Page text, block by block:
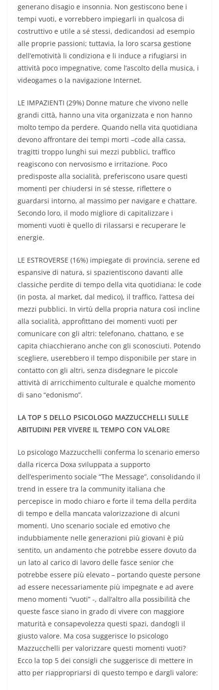
generano disagio e insonnia. Non gestiscono bene i
tempi vuoti, e vorrebbero impiegarli in qualcosa di
costruttivo e utile a sé stessi, dedicandosi ad esempio
alle proprie passioni; tuttavia, la loro scarsa gestione
dell’emotività li condiziona e li induce a rifugiarsi in
attività poco impegnative, come l’ascolto della musica, i
videogames o la navigazione Internet.
LE IMPAZIENTI (29%) Donne mature che vivono nelle
grandi città, hanno una vita organizzata e non hanno
molto tempo da perdere. Quando nella vita quotidiana
devono affrontare dei tempi morti –code alla cassa,
tragitti troppo lunghi sui mezzi pubblici, traffico
reagiscono con nervosismo e irritazione. Poco
predisposte alla socialità, preferiscono usare questi
momenti per chiudersi in sé stesse, riflettere o
guardarsi intorno, al massimo per navigare e chattare.
Secondo loro, il modo migliore di capitalizzare i
momenti vuoti è quello di rilassarsi e recuperare le
energie.
LE ESTROVERSE (16%) impiegate di provincia, serene ed
espansive di natura, si spazientiscono davanti alle
classiche perdite di tempo della vita quotidiana: le code
(in posta, al market, dal medico), il traffico, l’attesa dei
mezzi pubblici. In virtù della propria natura così incline
alla socialità, approfittano dei momenti vuoti per
comunicare con gli altri: telefonano, chattano, e se
capita chiacchierano anche con gli sconosciuti. Potendo
scegliere, userebbero il tempo disponibile per stare in
contatto con gli altri, senza disdegnare le piccole
attività di arricchimento culturale e qualche momento
di sano “edonismo”.
LA TOP 5 DELLO PSICOLOGO MAZZUCCHELLI SULLE
ABITUDINI PER VIVERE IL TEMPO CON VALORE
Lo psicologo Mazzucchelli conferma lo scenario emerso
dalla ricerca Doxa sviluppata a supporto
dell’esperimento sociale “The Message”, consolidando il
trend in essere tra la community italiana che
percepisce in modo chiaro e forte il tema della perdita
di tempo e della mancata valorizzazione di alcuni
momenti. Uno scenario sociale ed emotivo che
indubbiamente nelle generazioni più giovani è più
sentito, un andamento che potrebbe essere dovuto da
un lato al carico di lavoro delle fasce senior che
potrebbe essere più elevato – portando queste persone
ad essere necessariamente più impegnate e ad avere
meno momenti “vuoti” -, dall’altro alla possibilità che
queste fasce siano in grado di vivere con maggiore
maturità e consapevolezza questi spazi, dandogli il
giusto valore. Ma cosa suggerisce lo psicologo
Mazzucchelli per valorizzare questi momenti vuoti?
Ecco la top 5 dei consigli che suggerisce di mettere in
atto per riappropriarsi di questo tempo e dargli valore: